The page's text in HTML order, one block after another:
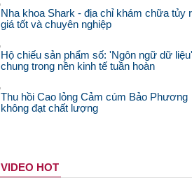
Nha khoa Shark - địa chỉ khám chữa tủy
giá tốt và chuyên nghiệp
Hộ chiếu sản phẩm số: 'Ngôn ngữ dữ liệu'
chung trong nền kinh tế tuần hoàn
Thu hồi Cao lỏng Cảm cúm Bảo Phương
không đạt chất lượng
VIDEO HOT